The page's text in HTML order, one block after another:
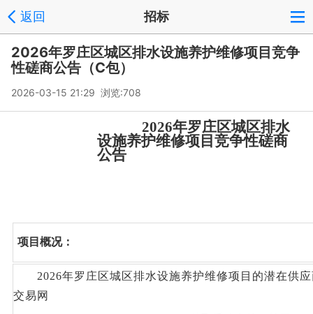
返回 招标
2026年罗庄区城区排水设施养护维修项目竞争
性磋商公告（C包）
2026-03-15 21:29 浏览:708
2026年罗庄区城区排水
设施养护维修项目竞争性磋商
公告
项目概况：
2026年罗庄区城区排水设施养护维修项目 的潜在供
交易网